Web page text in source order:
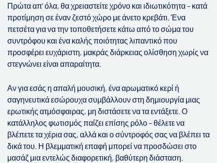
Πρώτα απ’ όλα, θα χρειαστείτε χρόνο και ιδιωτικότητα – κατά
προτίμηση σε έναν ζεστό χώρο με άνετο κρεβάτι. Ένα
πετσέτα για να την τοποθετήσετε κάτω από το σώμα του
συντρόφου και ένα καλής ποιότητας λιπαντικό που
προσφέρει ευχάριστη, μακράς διάρκειας ολίσθηση χωρίς να
στεγνώνει είναι απαραίτητα.
Αν για εσάς η απαλή μουσική, ένα αρωματικό κερί ή
σαγηνευτικά εσώρουχα συμβάλλουν στη δημιουργία μιας
ερωτικής ατμόσφαιρας, μη διστάσετε να τα εντάξετε. Ο
κατάλληλος φωτισμός παίζει επίσης ρόλο – θέλετε να
βλέπετε τα χέρια σας, αλλά και ο σύντροφός σας να βλέπει τα
δικά του. Η βλεμματική επαφή μπορεί να προσδώσει στο
μασάζ μια εντελώς διαφορετική, βαθύτερη διάσταση.